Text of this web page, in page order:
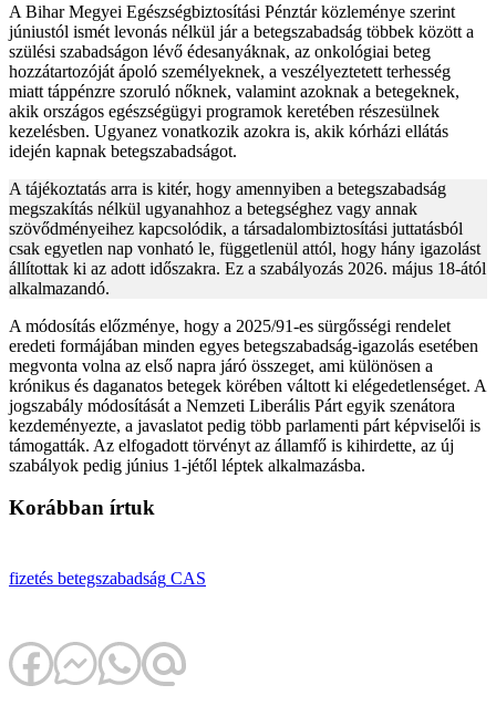
A Bihar Megyei Egészségbiztosítási Pénztár közleménye szerint
júniustól ismét levonás nélkül jár a betegszabadság többek között a
szülési szabadságon lévő édesanyáknak, az onkológiai beteg
hozzátartozóját ápoló személyeknek, a veszélyeztetett terhesség
miatt táppénzre szoruló nőknek, valamint azoknak a betegeknek,
akik országos egészségügyi programok keretében részesülnek
kezelésben. Ugyanez vonatkozik azokra is, akik kórházi ellátás
idején kapnak betegszabadságot.
A tájékoztatás arra is kitér, hogy amennyiben a betegszabadság
megszakítás nélkül ugyanahhoz a betegséghez vagy annak
szövődményeihez kapcsolódik, a társadalombiztosítási juttatásból
csak egyetlen nap vonható le, függetlenül attól, hogy hány igazolást
állítottak ki az adott időszakra. Ez a szabályozás 2026. május 18-ától
alkalmazandó.
A módosítás előzménye, hogy a 2025/91-es sürgősségi rendelet
eredeti formájában minden egyes betegszabadság-igazolás esetében
megvonta volna az első napra járó összeget, ami különösen a
krónikus és daganatos betegek körében váltott ki elégedetlenséget. A
jogszabály módosítását a Nemzeti Liberális Párt egyik szenátora
kezdeményezte, a javaslatot pedig több parlamenti párt képviselői is
támogatták. Az elfogadott törvényt az államfő is kihirdette, az új
szabályok pedig június 1-jétől léptek alkalmazásba.
Korábban írtuk
fizetés betegszabadság CAS